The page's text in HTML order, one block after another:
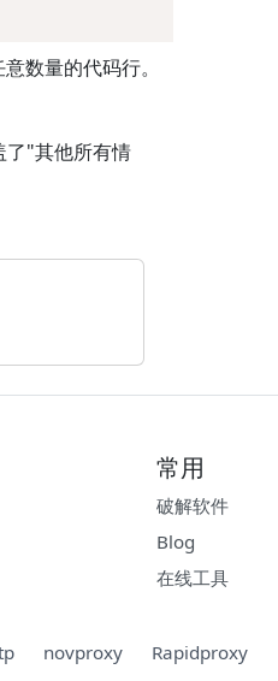
数量的代码行。
了"其他所有情
常用
破解软件
Blog
在线工具
novproxy Rapidproxy